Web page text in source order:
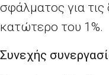
σφάλματος για τις
κατώτερο του 1%.
Συνεχής